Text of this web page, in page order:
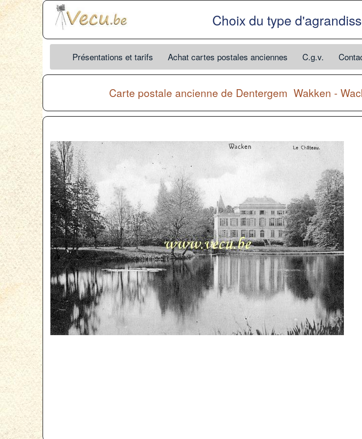
Choix du type
Présentations et tarifs Achat cartes postales anciennes C.g.v.
Carte postale ancienne de Dentergem Wakken -